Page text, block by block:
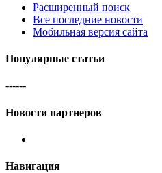
Расширенный поиск
Все последние новости
Мобильная версия сайта
Популярные статьи
------
Новости партнеров
Навигация